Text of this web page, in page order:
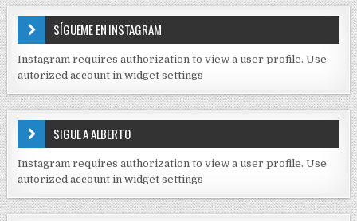
T
I
D
S
E
J
C
K
SÍGUEME EN INSTAGRAM
Instagram requires authorization to view a user profile. Use
autorized account in widget settings
SIGUE A ALBERTO
Instagram requires authorization to view a user profile. Use
autorized account in widget settings